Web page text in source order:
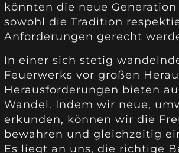
könnten die neue
sowohl die Tradition
Anforderungen gerecht
In einer sich stetig
Feuerwerks vor großen
Herausforderungen bieten
Wandel. Indem wir neue,
erkunden, können wir die
bewahren und gleichzeitig
Es liegt an uns, die richtige